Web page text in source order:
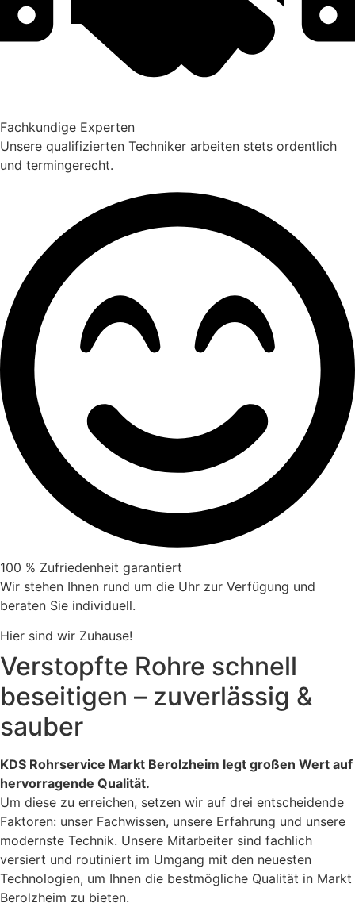
Fachkundige Experten
Unsere qualifizierten Techniker arbeiten stets ordentlich
und termingerecht.
100 % Zufriedenheit garantiert
Wir stehen Ihnen rund um die Uhr zur Verfügung und
beraten Sie individuell.
Hier sind wir Zuhause!
Verstopfte Rohre schnell
beseitigen – zuverlässig &
sauber
KDS Rohrservice Markt Berolzheim legt großen Wert auf
hervorragende Qualität.
Um diese zu erreichen, setzen wir auf drei entscheidende
Faktoren: unser Fachwissen, unsere Erfahrung und unsere
modernste Technik. Unsere Mitarbeiter sind fachlich
versiert und routiniert im Umgang mit den neuesten
Technologien, um Ihnen die bestmögliche Qualität in Markt
Berolzheim zu bieten.